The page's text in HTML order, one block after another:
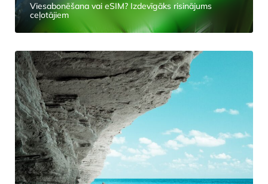
Viesabonēšana vai eSIM? Izdevīgāks risinājums
ceļotājiem